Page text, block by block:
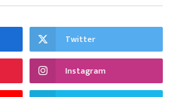
Twitter
Instagram